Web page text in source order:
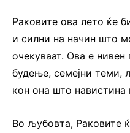
Раковите ова лето ќе
и силни на начин што
очекуваат. Ова е
будење, семејни теми,
кон она што навистина
Во љубовта, Раковите